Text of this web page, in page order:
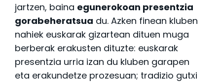
jartzen, baina egunerokoan presentzia
gorabeheratsua du. Azken finean kluben
nahiek euskarak gizartean dituen muga
berberak erakusten dituzte: euskarak
presentzia urria izan du kluben garapen
eta erakundetze prozesuan; tradizio gutxi